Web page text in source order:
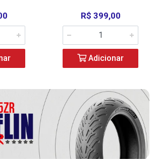
R$ 399,00
Adicionar